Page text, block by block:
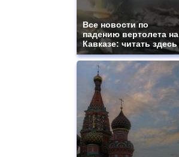
Все новости по
падению вертолета на
Кавказе: читать здесь